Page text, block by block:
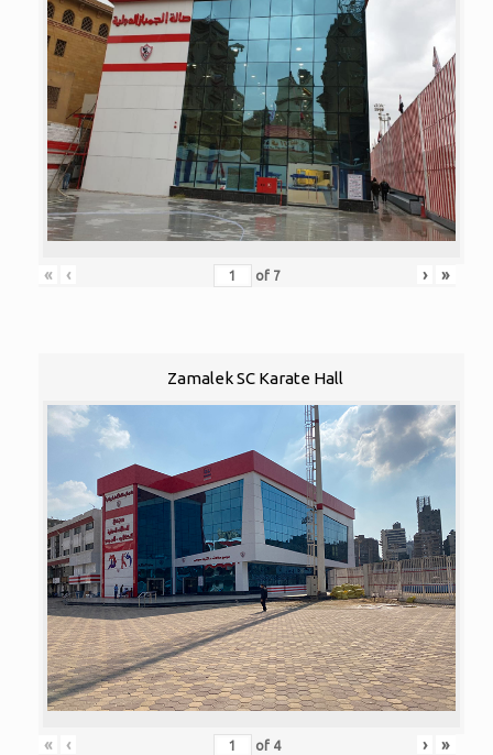
« ‹ of 7 › »
Zamalek SC Karate Hall
« ‹ of 4 › »